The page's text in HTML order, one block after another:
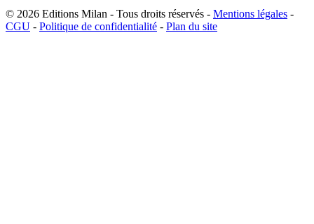
© 2026 Editions Milan - Tous droits réservés - Mentions légales -
CGU - Politique de confidentialité - Plan du site